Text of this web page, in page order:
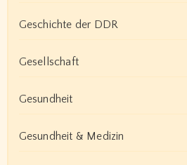
Geschichte der DDR
Gesellschaft
Gesundheit
Gesundheit & Medizin